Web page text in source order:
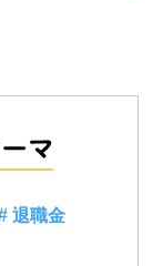
退職金